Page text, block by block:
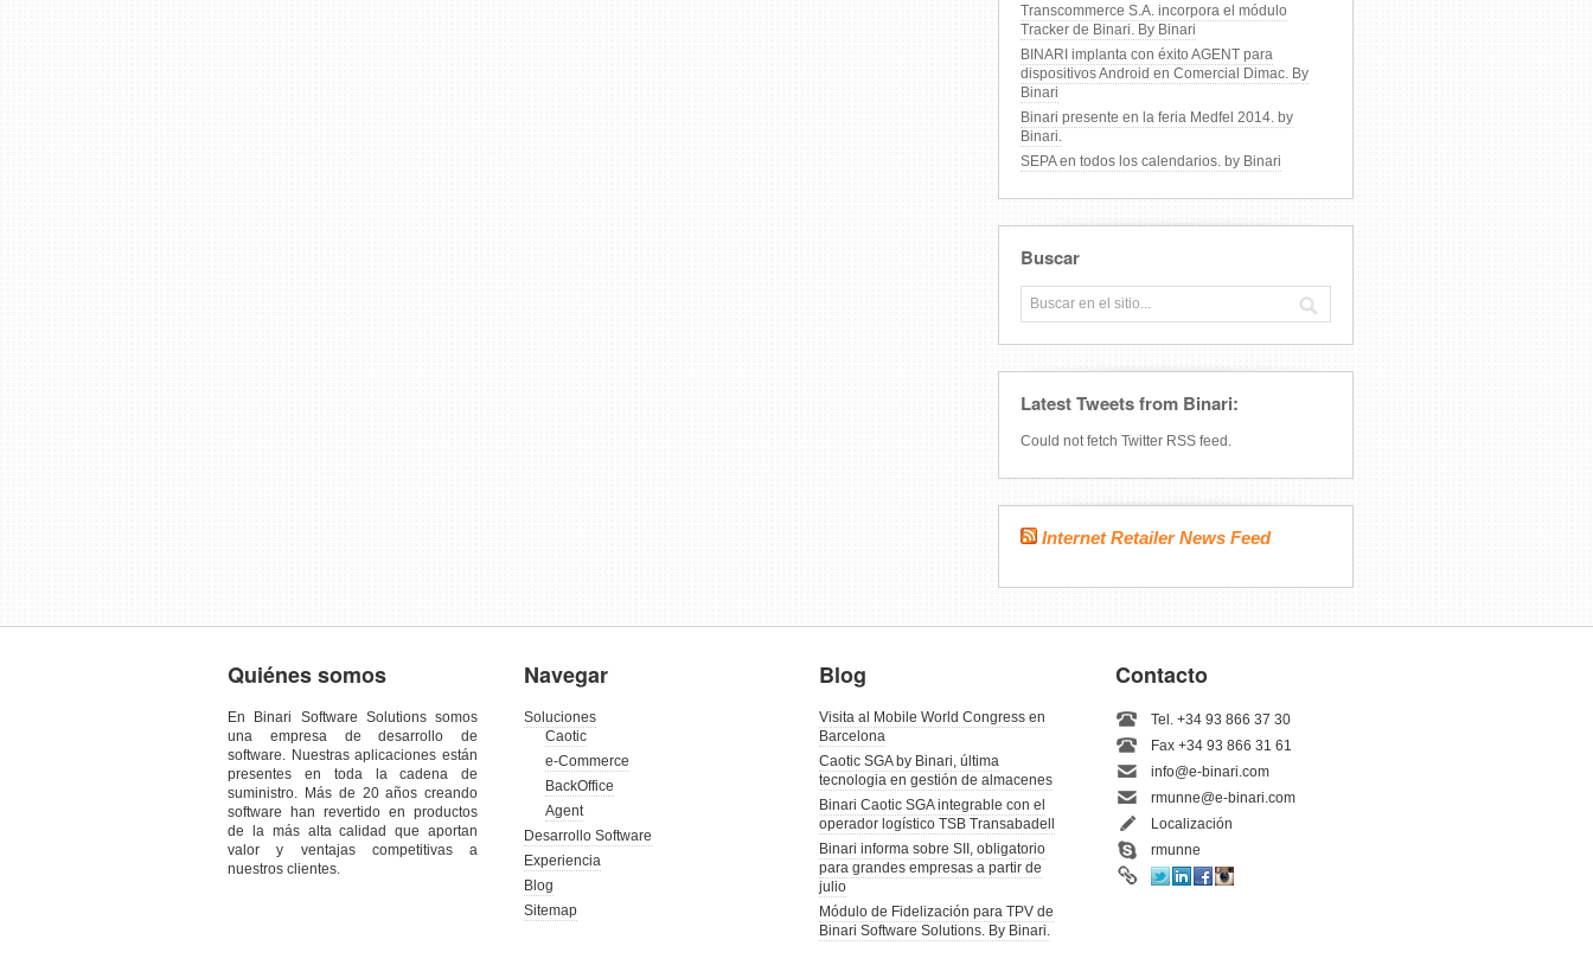
Transcommerce S.A. incorpora el módulo
Tracker de Binari. By Binari
BINARI implanta con éxito AGENT para
dispositivos Android en Comercial Dimac. By
Binari
Binari presente en la feria Medfel 2014. by
Binari.
SEPA en todos los calendarios. by Binari
Buscar
Latest Tweets from Binari:
Could not fetch Twitter RSS feed.
Internet Retailer News Feed
Quiénes somos
En Binari Software Solutions somos
una empresa de desarrollo de
software. Nuestras aplicaciones están
presentes en toda la cadena de
suministro. Más de 20 años creando
software han revertido en productos
de la más alta calidad que aportan
valor y ventajas competitivas a
nuestros clientes.
Navegar
Soluciones
Caotic
e-Commerce
BackOffice
Agent
Desarrollo Software
Experiencia
Blog
Sitemap
Blog
Visita al Mobile World Congress en
Barcelona
Caotic SGA by Binari, última
tecnologia en gestión de almacenes
Binari Caotic SGA integrable con el
operador logístico TSB Transabadell
Binari informa sobre SII, obligatorio
para grandes empresas a partir de
julio
Módulo de Fidelización para TPV de
Binari Software Solutions. By Binari.
Contacto
Tel. +34 93 866 37 30
Fax +34 93 866 31 61
info@e-binari.com
rmunne@e-binari.com
Localización
rmunne